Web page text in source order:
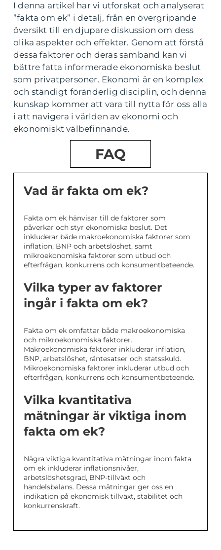
I denna artikel har vi utforskat och analyserat
”fakta om ek” i detalj, från en övergripande
översikt till en djupare diskussion om dess
olika aspekter och effekter. Genom att förstå
dessa faktorer och deras samband kan vi
bättre fatta informerade ekonomiska beslut
som privatpersoner. Ekonomi är en komplex
och ständigt föränderlig disciplin, och denna
kunskap kommer att vara till nytta för oss alla
i att navigera i världen av ekonomi och
ekonomiskt välbefinnande.
FAQ
Vad är fakta om ek?
Fakta om ek hänvisar till de faktorer som
påverkar och styr ekonomiska beslut. Det
inkluderar både makroekonomiska faktorer som
inflation, BNP och arbetslöshet, samt
mikroekonomiska faktorer som utbud och
efterfrågan, konkurrens och konsumentbeteende.
Vilka typer av faktorer
ingår i fakta om ek?
Fakta om ek omfattar både makroekonomiska
och mikroekonomiska faktorer.
Makroekonomiska faktorer inkluderar inflation,
BNP, arbetslöshet, räntesatser och statsskuld.
Mikroekonomiska faktorer inkluderar utbud och
efterfrågan, konkurrens och konsumentbeteende.
Vilka kvantitativa
mätningar är viktiga inom
fakta om ek?
Några viktiga kvantitativa mätningar inom fakta
om ek inkluderar inflationsnivåer,
arbetslöshetsgrad, BNP-tillväxt och
handelsbalans. Dessa mätningar ger oss en
indikation på ekonomisk tillväxt, stabilitet och
konkurrenskraft.